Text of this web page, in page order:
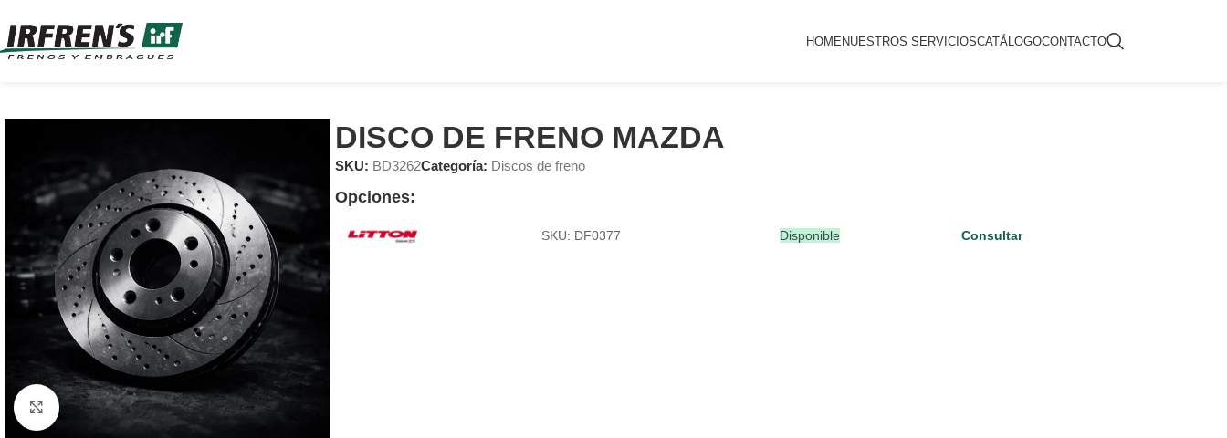
HOMENUESTROS SERVICIOSCATÁLOGOCONTACTO
Clic para ampliar
DISCO DE FRENO MAZDA
SKU: BD3262Categoría: Discos de freno
Opciones:
SKU: DF0377 Disponible Consultar